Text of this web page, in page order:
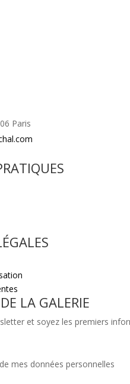
Paris
LA GALERIE
et soyez les premiers
mes données personnelles